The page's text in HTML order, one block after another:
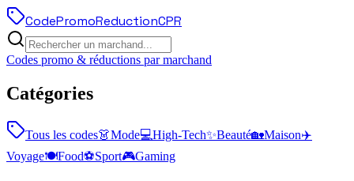
CodePromoReductionCPR
Codes promo & réductions par marchand
Catégories
Tous les codes👗Mode💻High-Tech✨Beauté🏡Maison✈️
Voyage🍽️Food⚽Sport🎮Gaming